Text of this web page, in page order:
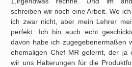
schreiben wir noch eine Arbeit. Wo
ich zwar nicht, aber mein Lehrer
perfekt. Ich bin auch echt
davon habe ich zugegebenermaßen
ehemaligen Chef MR gelernt, der ja
wir uns Halterungen für die